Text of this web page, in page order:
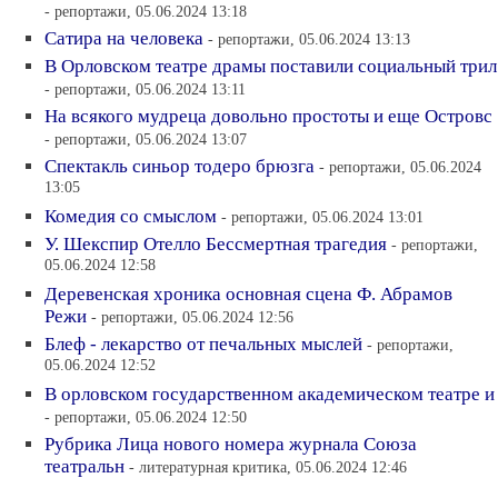
- репортажи, 05.06.2024 13:18
Сатира на человека - репортажи, 05.06.2024 13:13
В Орловском театре драмы поставили социальный трил
- репортажи, 05.06.2024 13:11
На всякого мудреца довольно простоты и еще Островс
- репортажи, 05.06.2024 13:07
Спектакль синьор тодеро брюзга - репортажи, 05.06.2024
13:05
Комедия со смыслом - репортажи, 05.06.2024 13:01
У. Шекспир Отелло Бессмертная трагедия - репортажи,
05.06.2024 12:58
Деревенская хроника основная сцена Ф. Абрамов
Режи - репортажи, 05.06.2024 12:56
Блеф - лекарство от печальных мыслей - репортажи,
05.06.2024 12:52
В орловском государственном академическом театре и
- репортажи, 05.06.2024 12:50
Рубрика Лица нового номера журнала Союза
театральн - литературная критика, 05.06.2024 12:46